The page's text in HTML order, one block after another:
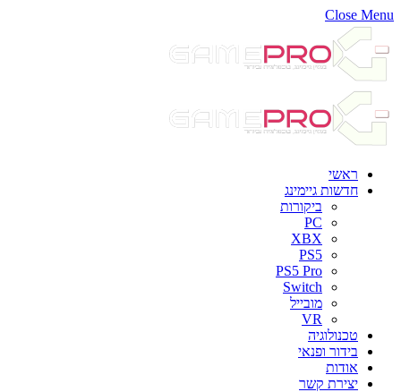
Close Menu
ראשי
חדשות גיימינג
ביקורות
PC
XBX
PS5
PS5 Pro
Switch
מובייל
VR
טכנולוגיה
בידור ופנאי
אודות
יצירת קשר